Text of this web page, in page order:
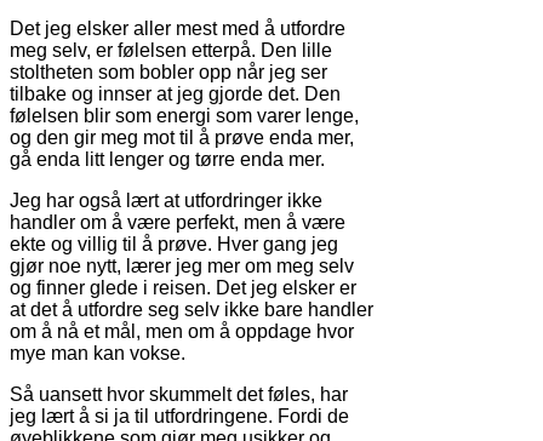
Det jeg elsker aller mest med å utfordre
meg selv, er følelsen etterpå. Den lille
stoltheten som bobler opp når jeg ser
tilbake og innser at jeg gjorde det. Den
følelsen blir som energi som varer lenge,
og den gir meg mot til å prøve enda mer,
gå enda litt lenger og tørre enda mer.
Jeg har også lært at utfordringer ikke
handler om å være perfekt, men å være
ekte og villig til å prøve. Hver gang jeg
gjør noe nytt, lærer jeg mer om meg selv
og finner glede i reisen. Det jeg elsker er
at det å utfordre seg selv ikke bare handler
om å nå et mål, men om å oppdage hvor
mye man kan vokse.
Så uansett hvor skummelt det føles, har
jeg lært å si ja til utfordringene. Fordi de